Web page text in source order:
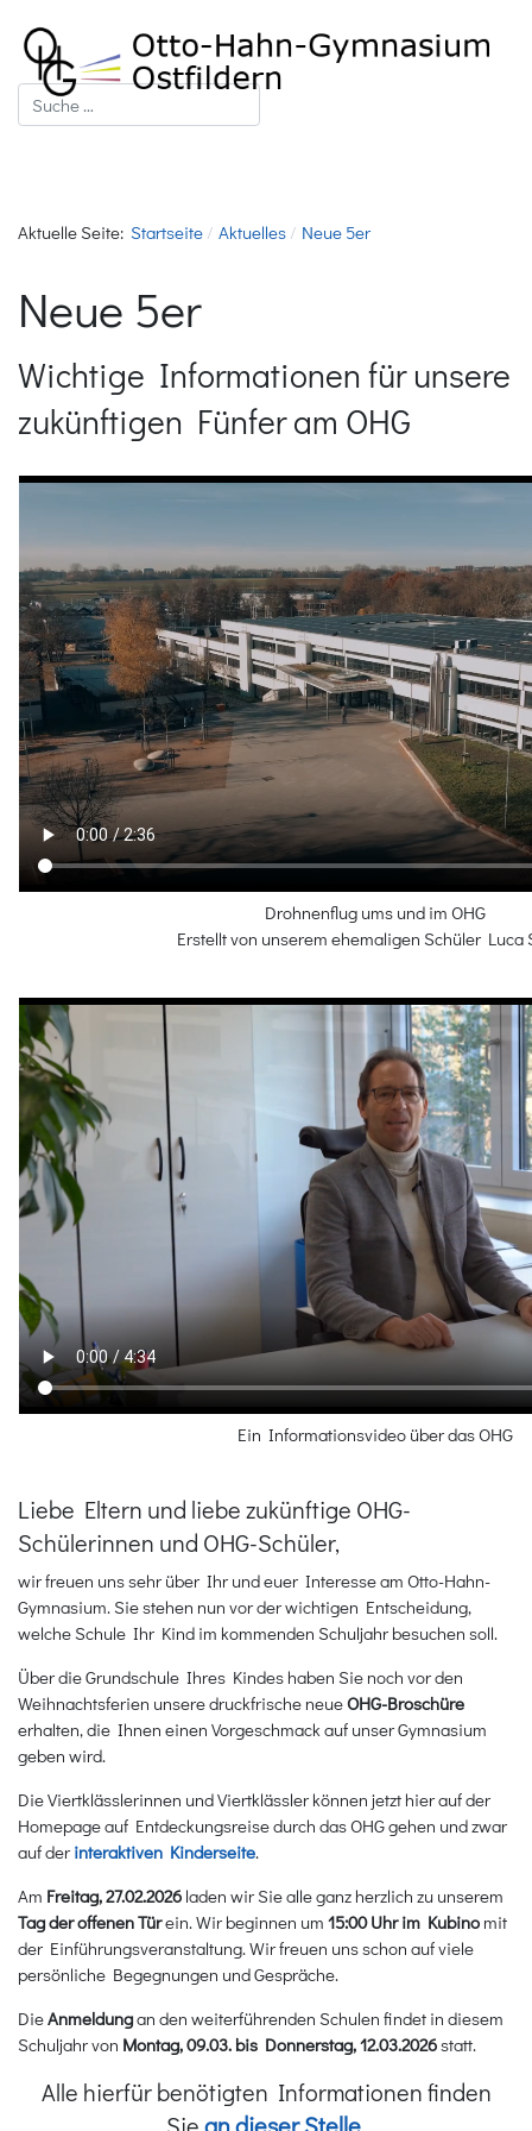
Suchen
Aktuelle Seite: Startseite Aktuelles Neue 5er
Neue 5er
Wichtige Informationen für unsere
zukünftigen Fünfer am OHG
Drohnenflug ums und im OHG
Erstellt von unserem ehemaligen Schüler Luca
Ein Informationsvideo über das OHG
Liebe Eltern und liebe zukünftige OHG-
Schülerinnen und OHG-Schüler,
wir freuen uns sehr über Ihr und euer Interesse am Otto-Hahn-
Gymnasium. Sie stehen nun vor der wichtigen Entscheidung,
welche Schule Ihr Kind im kommenden Schuljahr besuchen soll.
Über die Grundschule Ihres Kindes haben Sie noch vor den
Weihnachtsferien unsere druckfrische neueOHG-Broschüre
erhalten, die Ihnen einen Vorgeschmack auf unser Gymnasium
geben wird.
Die Viertklässlerinnen und Viertklässler können jetzt hier auf der
Homepage auf Entdeckungsreise durch das OHG gehen und zwar
auf der interaktiven Kinderseite.
Am Freitag, 27.02.2026 laden wir Sie alle ganz herzlich zu unserem
Tag der offenen Türein. Wir beginnen um 15:00 Uhr im Kubino mit
der Einführungsveranstaltung. Wir freuen uns schon auf viele
persönliche Begegnungen und Gespräche.
DieAnmeldungan den weiterführenden Schulen findet in diesem
Schuljahr von Montag, 09.03. bis Donnerstag, 12.03.2026statt.
Alle hierfür benötigten Informationen finden